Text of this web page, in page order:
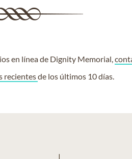
en línea de Dignity Memorial,
recientesde los últimos 10 días.